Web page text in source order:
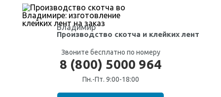
Владимир
Производство скотча и клейких лент
Звоните бесплатно по номеру
8 (800) 5000 964
Пн.-Пт. 9:00-18:00